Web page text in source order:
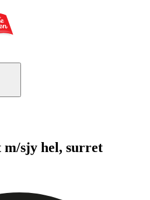
m/sjy hel, surret